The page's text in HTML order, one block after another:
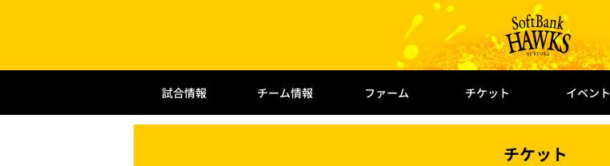
試合情報 チーム情報 ファーム チケット イベント
チケット